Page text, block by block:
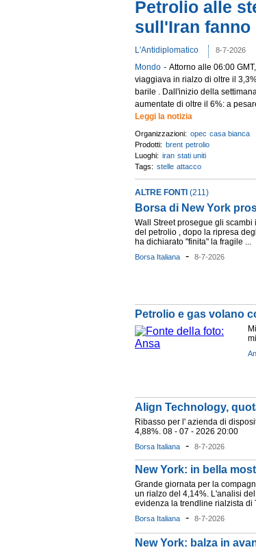
Petrolio alle
sull'Iran
L'Antidiplomatico 8-7-2026
Mondo - Attorno alle 06:00
viaggiava in rialzo di oltre il
barile . Dall'inizio della
aumentate di oltre il 6%: a
Leggi la notizia
Organizzazioni: opec casa bianca
Prodotti: brent petrolio
Luoghi: iran stati uniti
Tags: stelle attacco
ALTRE FONTI (211)
Borsa di New York
Wall Street prosegue gli
del petrolio , dopo la ripresa
ha dichiarato "finita" la fragile ...
Borsa Italiana - 8-7-2026
Petrolio e gas volano
Align Technology,
Ribasso per l' azienda di
4,88%. 08 - 07 - 2026 20:00
Borsa Italiana - 8-7-2026
New York: in bella
Grande giornata per la
un rialzo del 4,14%. L'analisi
evidenza la trendline rialzista di
Borsa Italiana - 8-7-2026
New York: balza in